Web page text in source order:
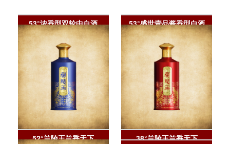
53°浓香型双轮中白酒 53°盛世壹品酱香型白酒
52°兰陵王兰香天下 38°兰陵王兰香天下